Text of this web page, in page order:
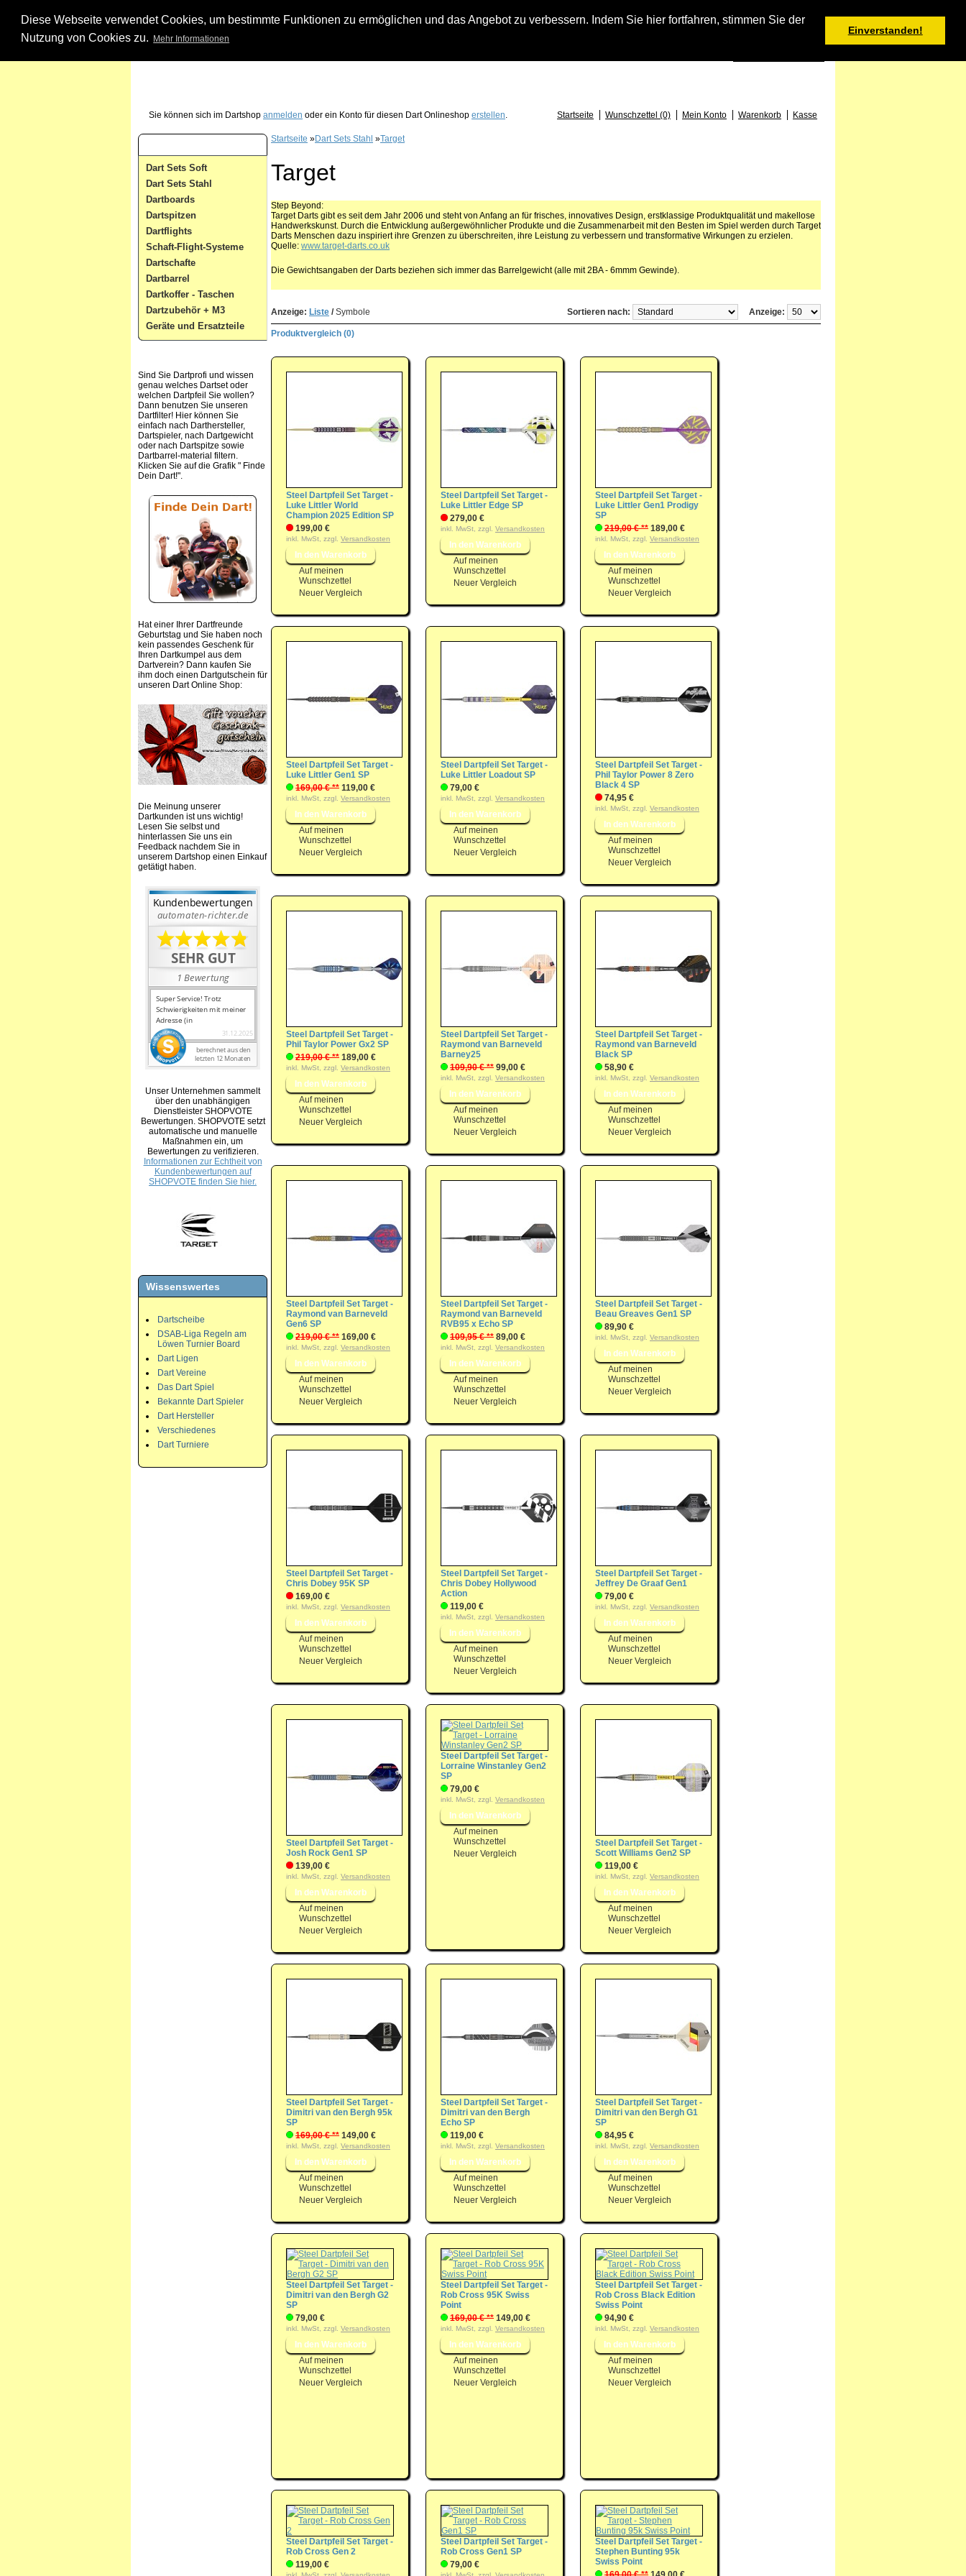
Diese Webseite verwendet Cookies, um bestimmte Funktionen zu ermöglichen und das Angebot zu verbessern. Indem Sie hier fortfahren, stimmen Sie der
Nutzung von Cookies zu.
Mehr Informationen
Einverstanden!
Warenkorb
Sie können sich im Dartshop anmelden oder ein Konto für diesen Dart Onlineshop erstellen. Startseite Wunschzettel (0) Mein Konto Warenkorb Kasse
Dart Sets Soft
Dart Sets Stahl
Dartboards
Dartspitzen
Dartflights
Schaft-Flight-Systeme
Dartschafte
Dartbarrel
Dartkoffer - Taschen
Dartzubehör + M3
Geräte und Ersatzteile
Sind Sie Dartprofi und wissen
genau welches Dartset oder
welchen Dartpfeil Sie wollen?
Dann benutzen Sie unseren
Dartfilter! Hier können Sie
einfach nach Darthersteller,
Dartspieler, nach Dartgewicht
oder nach Dartspitze sowie
Dartbarrel-material filtern.
Klicken Sie auf die Grafik " Finde
Dein Dart!".
Hat einer Ihrer Dartfreunde
Geburtstag und Sie haben noch
kein passendes Geschenk für
Ihren Dartkumpel aus dem
Dartverein? Dann kaufen Sie
ihm doch einen Dartgutschein für
unseren Dart Online Shop:
Die Meinung unserer
Dartkunden ist uns wichtig!
Lesen Sie selbst und
hinterlassen Sie uns ein
Feedback nachdem Sie in
unserem Dartshop einen Einkauf
getätigt haben.
Unser Unternehmen sammelt
über den unabhängigen
Dienstleister SHOPVOTE
Bewertungen. SHOPVOTE setzt
automatische und manuelle
Maßnahmen ein, um
Bewertungen zu verifizieren.
Informationen zur Echtheit von
Kundenbewertungen auf
SHOPVOTE finden Sie hier.
Wissenswertes
Dartscheibe
DSAB-Liga Regeln am
Löwen Turnier Board
Dart Ligen
Dart Vereine
Das Dart Spiel
Bekannte Dart Spieler
Dart Hersteller
Verschiedenes
Dart Turniere
Startseite »Dart Sets Stahl »Target
Target
Step Beyond:
Target Darts gibt es seit dem Jahr 2006 und steht von Anfang an für frisches, innovatives Design, erstklassige Produktqualität und makellose
Handwerkskunst. Durch die Entwicklung außergewöhnlicher Produkte und die Zusammenarbeit mit den Besten im Spiel werden durch Target
Darts Menschen dazu inspiriert ihre Grenzen zu überschreiten, ihre Leistung zu verbessern und transformative Wirkungen zu erzielen.
Quelle: www.target-darts.co.uk
Die Gewichtsangaben der Darts beziehen sich immer das Barrelgewicht (alle mit 2BA - 6mmm Gewinde).
Anzeige: Liste /Symbole Anzeige:
Sortieren nach:
Produktvergleich (0)
Steel Dartpfeil Set Target -
Luke Littler World
Champion 2025 Edition SP
199,00 €
inkl. MwSt, zzgl. Versandkosten
Auf meinen
Wunschzettel
Neuer Vergleich
Steel Dartpfeil Set Target -
Luke Littler Edge SP
279,00 €
inkl. MwSt, zzgl. Versandkosten
Auf meinen
Wunschzettel
Neuer Vergleich
Steel Dartpfeil Set Target -
Luke Littler Gen1 Prodigy
SP
219,00 € ** 189,00 €
inkl. MwSt, zzgl. Versandkosten
Auf meinen
Wunschzettel
Neuer Vergleich
Steel Dartpfeil Set Target -
Luke Littler Gen1 SP
169,00 € ** 119,00 €
inkl. MwSt, zzgl. Versandkosten
Auf meinen
Wunschzettel
Neuer Vergleich
Steel Dartpfeil Set Target -
Luke Littler Loadout SP
79,00 €
inkl. MwSt, zzgl. Versandkosten
Auf meinen
Wunschzettel
Neuer Vergleich
Steel Dartpfeil Set Target -
Phil Taylor Power 8 Zero
Black 4 SP
74,95 €
inkl. MwSt, zzgl. Versandkosten
Auf meinen
Wunschzettel
Neuer Vergleich
Steel Dartpfeil Set Target -
Phil Taylor Power Gx2 SP
219,00 € ** 189,00 €
inkl. MwSt, zzgl. Versandkosten
Auf meinen
Wunschzettel
Neuer Vergleich
Steel Dartpfeil Set Target -
Raymond van Barneveld
Barney25
109,90 € ** 99,00 €
inkl. MwSt, zzgl. Versandkosten
Auf meinen
Wunschzettel
Neuer Vergleich
Steel Dartpfeil Set Target -
Raymond van Barneveld
Black SP
58,90 €
inkl. MwSt, zzgl. Versandkosten
Auf meinen
Wunschzettel
Neuer Vergleich
Steel Dartpfeil Set Target -
Raymond van Barneveld
Gen6 SP
219,00 € ** 169,00 €
inkl. MwSt, zzgl. Versandkosten
Auf meinen
Wunschzettel
Neuer Vergleich
Steel Dartpfeil Set Target -
Raymond van Barneveld
RVB95 x Echo SP
109,95 € ** 89,00 €
inkl. MwSt, zzgl. Versandkosten
Auf meinen
Wunschzettel
Neuer Vergleich
Steel Dartpfeil Set Target -
Beau Greaves Gen1 SP
89,90 €
inkl. MwSt, zzgl. Versandkosten
Auf meinen
Wunschzettel
Neuer Vergleich
Steel Dartpfeil Set Target -
Chris Dobey 95K SP
169,00 €
inkl. MwSt, zzgl. Versandkosten
Auf meinen
Wunschzettel
Neuer Vergleich
Steel Dartpfeil Set Target -
Chris Dobey Hollywood
Action
119,00 €
inkl. MwSt, zzgl. Versandkosten
Auf meinen
Wunschzettel
Neuer Vergleich
Steel Dartpfeil Set Target -
Jeffrey De Graaf Gen1
79,00 €
inkl. MwSt, zzgl. Versandkosten
Auf meinen
Wunschzettel
Neuer Vergleich
Steel Dartpfeil Set Target -
Josh Rock Gen1 SP
139,00 €
inkl. MwSt, zzgl. Versandkosten
Auf meinen
Wunschzettel
Neuer Vergleich
Steel Dartpfeil Set Target -
Lorraine Winstanley Gen2
SP
79,00 €
inkl. MwSt, zzgl. Versandkosten
Auf meinen
Wunschzettel
Neuer Vergleich
Steel Dartpfeil Set Target -
Scott Williams Gen2 SP
119,00 €
inkl. MwSt, zzgl. Versandkosten
Auf meinen
Wunschzettel
Neuer Vergleich
Steel Dartpfeil Set Target -
Dimitri van den Bergh 95k
SP
169,00 € ** 149,00 €
inkl. MwSt, zzgl. Versandkosten
Auf meinen
Wunschzettel
Neuer Vergleich
Steel Dartpfeil Set Target -
Dimitri van den Bergh
Echo SP
119,00 €
inkl. MwSt, zzgl. Versandkosten
Auf meinen
Wunschzettel
Neuer Vergleich
Steel Dartpfeil Set Target -
Dimitri van den Bergh G1
SP
84,95 €
inkl. MwSt, zzgl. Versandkosten
Auf meinen
Wunschzettel
Neuer Vergleich
Steel Dartpfeil Set Target -
Dimitri van den Bergh G2
SP
79,00 €
inkl. MwSt, zzgl. Versandkosten
Auf meinen
Wunschzettel
Neuer Vergleich
Steel Dartpfeil Set Target -
Rob Cross 95K Swiss
Point
169,00 € ** 149,00 €
inkl. MwSt, zzgl. Versandkosten
Auf meinen
Wunschzettel
Neuer Vergleich
Steel Dartpfeil Set Target -
Rob Cross Black Edition
Swiss Point
94,90 €
inkl. MwSt, zzgl. Versandkosten
Auf meinen
Wunschzettel
Neuer Vergleich
Steel Dartpfeil Set Target -
Rob Cross Gen 2
119,00 €
Steel Dartpfeil Set Target -
Rob Cross Gen1 SP
79,00 €
Steel Dartpfeil Set Target -
Stephen Bunting 95k
Swiss Point